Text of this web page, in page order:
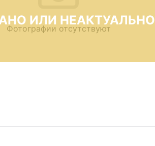
ИЛИ НЕАКТУАЛЬНО
Фотографии отсутствуют